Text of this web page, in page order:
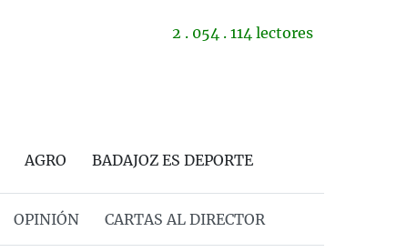
2 . 054 . 114 lectores
AGRO BADAJOZ ES DEPORTE
OPINIÓN CARTAS AL DIRECTOR